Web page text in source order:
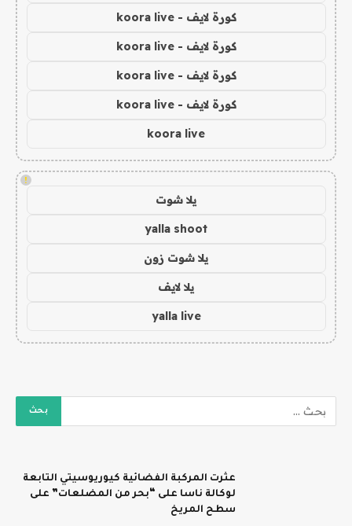
كورة لايف - koora live
كورة لايف - koora live
كورة لايف - koora live
كورة لايف - koora live
koora live
!
يلا شوت
yalla shoot
يلا شوت زون
يلا لايف
yalla live
عثرت المركبة الفضائية كيوريوسيتي التابعة
لوكالة ناسا على “بحر من المضلعات” على
سطح المريخ